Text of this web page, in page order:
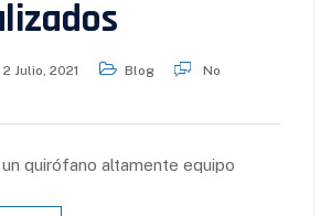
2 Julio, 2021 Blog
No
quirófano altamente equipo